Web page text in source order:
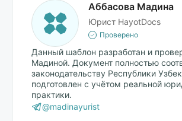
Аббасова Мадина
Юрист HayotDocs
Проверено
Данный шаблон разработан и
Мадиной. Документ полностью
законодательству Республики
подготовлен с учётом реальной
практики.
@madinayurist